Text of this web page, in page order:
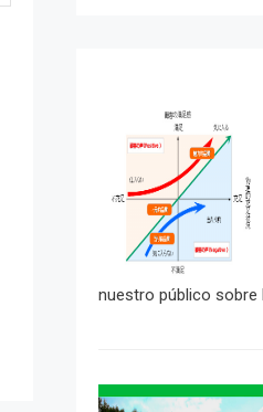
nuestro público